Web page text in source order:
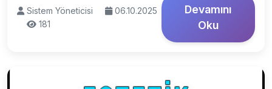
Sistem Yöneticisi
06.10.2025
181
Devamını
Oku